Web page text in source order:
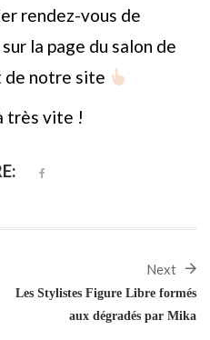
rendez-vous de
la page du salon de
de notre site
très vite !
Next
Les Stylistes Figure Libre formés
aux dégradés par Mika